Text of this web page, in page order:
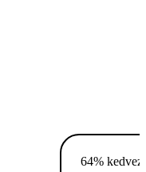
64%